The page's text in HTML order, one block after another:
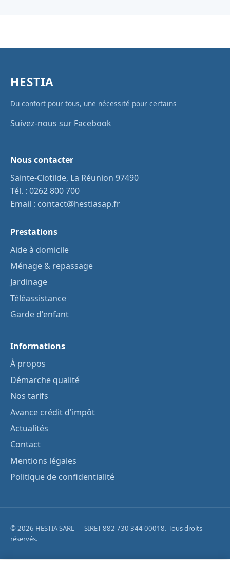
HESTIA
Du confort pour tous, une nécessité pour certains
Suivez-nous sur Facebook
Nous contacter
Sainte-Clotilde, La Réunion 97490
Tél. : 0262 800 700
Email : contact@hestiasap.fr
Prestations
Aide à domicile
Ménage & repassage
Jardinage
Téléassistance
Garde d'enfant
Informations
À propos
Démarche qualité
Nos tarifs
Avance crédit d'impôt
Actualités
Contact
Mentions légales
Politique de confidentialité
© 2026 HESTIA SARL — SIRET 882 730 344 00018. Tous droits
réservés.